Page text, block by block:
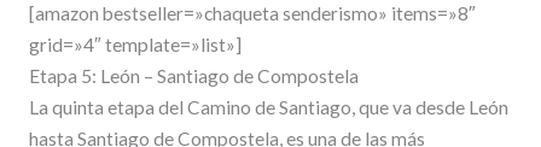
[amazon bestseller=»chaqueta senderismo» items=»8″
grid=»4″ template=»list»]
Etapa 5: León – Santiago de Compostela
La quinta etapa del Camino de Santiago, que va desde León
hasta Santiago de Compostela, es una de las más